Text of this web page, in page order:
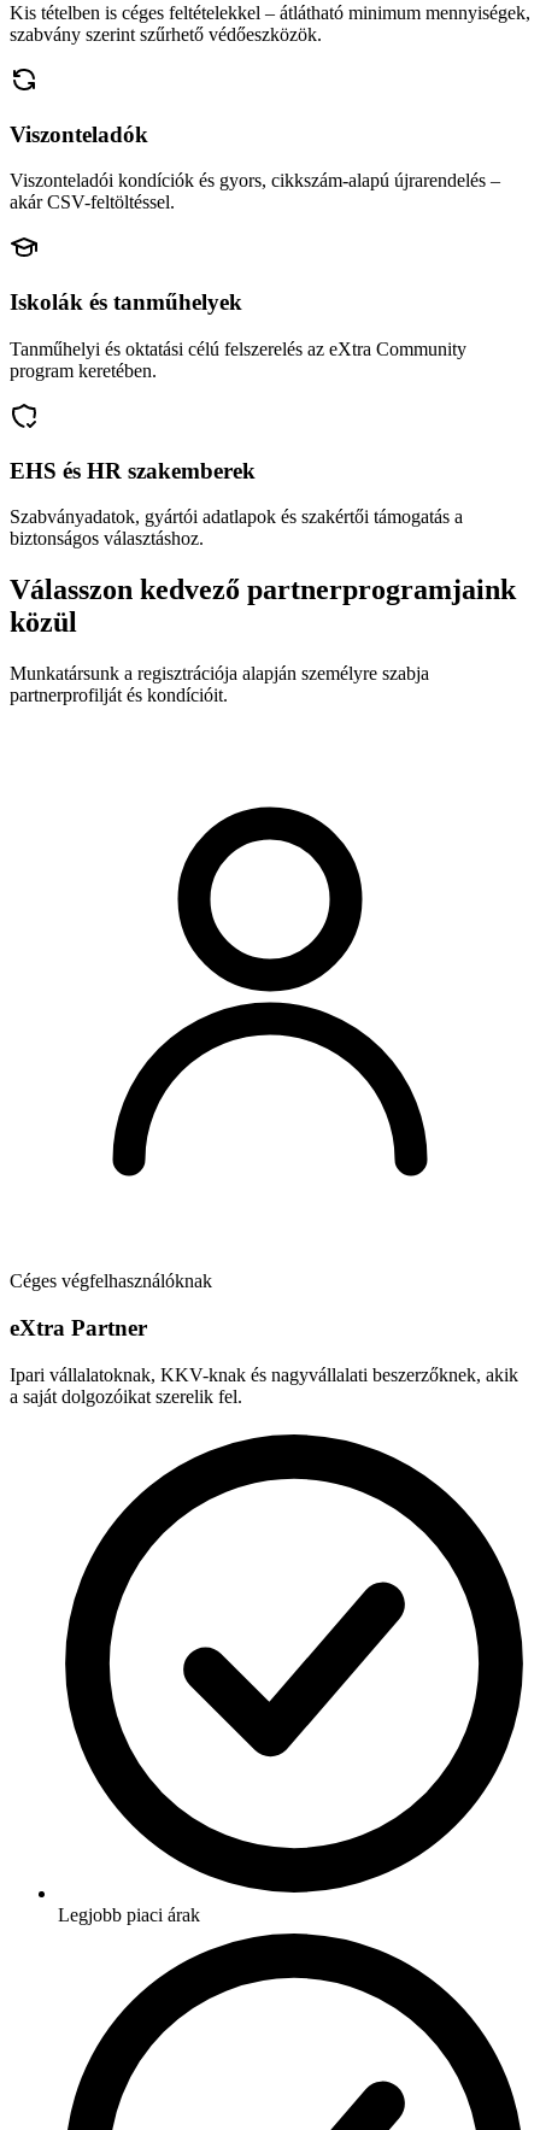
Kis tételben is céges feltételekkel – átlátható minimum mennyiségek,
szabvány szerint szűrhető védőeszközök.
Viszonteladók
Viszonteladói kondíciók és gyors, cikkszám-alapú újrarendelés –
akár CSV-feltöltéssel.
Iskolák és tanműhelyek
Tanműhelyi és oktatási célú felszerelés az eXtra Community
program keretében.
EHS és HR szakemberek
Szabványadatok, gyártói adatlapok és szakértői támogatás a
biztonságos választáshoz.
Válasszon kedvező partnerprogramjaink
közül
Munkatársunk a regisztrációja alapján személyre szabja
partnerprofilját és kondícióit.
Céges végfelhasználóknak
eXtra Partner
Ipari vállalatoknak, KKV-knak és nagyvállalati beszerzőknek, akik
a saját dolgozóikat szerelik fel.
Legjobb piaci árak